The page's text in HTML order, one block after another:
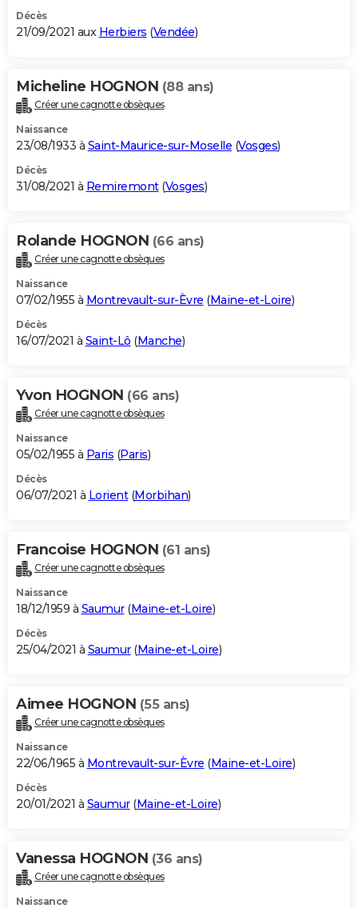
Décès
21/09/2021 aux Herbiers (Vendée)
Micheline HOGNON (88 ans)
Créer une cagnotte obsèques
Naissance
23/08/1933 à Saint-Maurice-sur-Moselle (Vosges)
Décès
31/08/2021 à Remiremont(Vosges)
Rolande HOGNON (66 ans)
Créer une cagnotte obsèques
Naissance
07/02/1955 à Montrevault-sur-Èvre (Maine-et-Loire)
Décès
16/07/2021 à Saint-Lô (Manche)
Yvon HOGNON (66 ans)
Créer une cagnotte obsèques
Naissance
05/02/1955 à Paris (Paris)
Décès
06/07/2021 à Lorient(Morbihan)
Francoise HOGNON (61 ans)
Créer une cagnotte obsèques
Naissance
18/12/1959 à Saumur(Maine-et-Loire)
Décès
25/04/2021 à Saumur(Maine-et-Loire)
Aimee HOGNON (55 ans)
Créer une cagnotte obsèques
Naissance
22/06/1965 à Montrevault-sur-Èvre (Maine-et-Loire)
Décès
20/01/2021 à Saumur(Maine-et-Loire)
Vanessa HOGNON (36 ans)
Créer une cagnotte obsèques
Naissance